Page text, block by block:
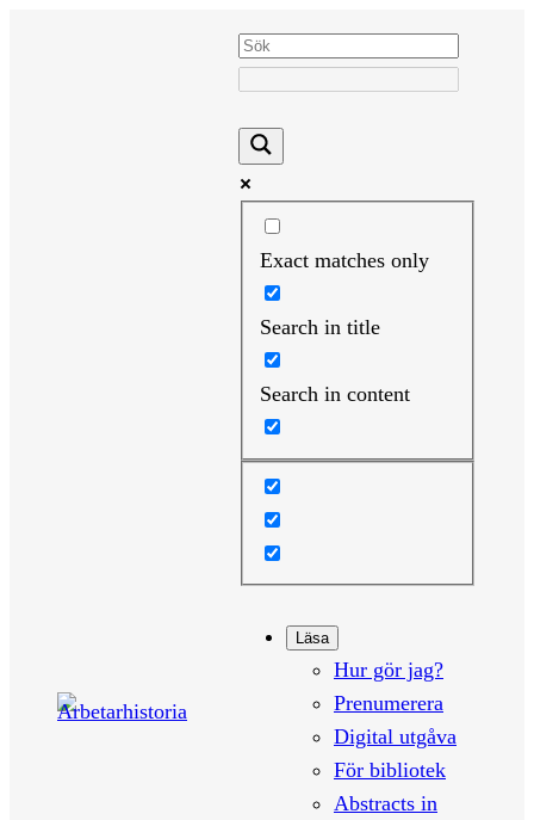
Exact matches only
Search in title
Search in content
Läsa
Hur gör jag?
Prenumerera
Digital utgåva
För bibliotek
Abstracts in